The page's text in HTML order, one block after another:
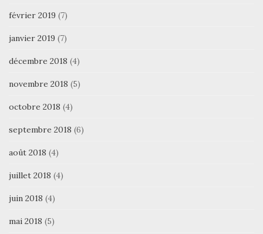
février 2019 (7)
janvier 2019 (7)
décembre 2018 (4)
novembre 2018 (5)
octobre 2018 (4)
septembre 2018 (6)
août 2018 (4)
juillet 2018 (4)
juin 2018 (4)
mai 2018 (5)